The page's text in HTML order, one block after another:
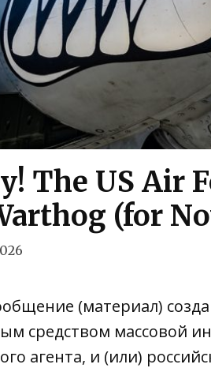
The US Air
(for
(материал)
средством массовой
агента, и (или)